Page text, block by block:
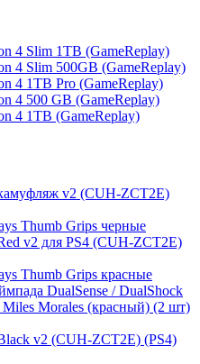
4 Slim 1TB (GameReplay)
4 Slim 500GB (GameReplay)
4 1TB Pro (GameReplay)
4 500 GB (GameReplay)
4 1TB (GameReplay)
v2 (CUH-ZCT2E)
Thumb Grips черные
v2 для PS4 (CUH-ZCT2E)
Thumb Grips красные
DualSense / DualShock
Morales (красный) (2 шт)
v2 (CUH-ZCT2E) (PS4)